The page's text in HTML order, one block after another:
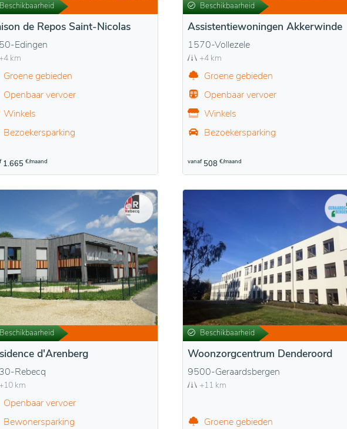
Beschikbaarheid
de Repos Saint-Nicolas
Edingen
+4 km
Groene gebieden
Openbaar vervoer
Winkels
Bezoekersparking
1.665 €/maand
Beschikbaarheid
Assistentiewoningen Akkerwinde
1570-Vollezele
+4 km
Groene gebieden
Openbaar vervoer
Winkels
Bezoekersparking
vanaf 508 €/maand
Beschikbaarheid
d'Arenberg
Rebecq
+10 km
Openbaar vervoer
Bewonersparking
Beschikbaarheid
Woonzorgcentrum Denderoord
9500-Geraardsbergen
+11 km
Groene gebieden